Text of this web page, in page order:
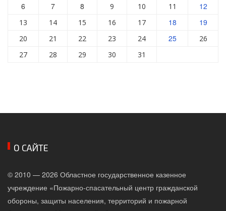
6 7 8 9 10 11 12
13 14 15 16 17 18 19
20 21 22 23 24 25
26
27
28 29 30 31
О САЙТЕ
© 2010 — 2026 Областное государственное казенное
учреждение «Пожарно-спасательный центр гражданской
обороны, защиты населения, территорий и пожарной